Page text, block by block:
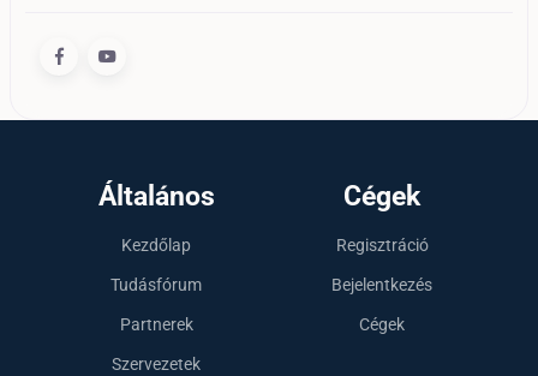
Általános
Kezdőlap
Tudásfórum
Partnerek
Szervezetek
Cégek
Regisztráció
Bejelentkezés
Cégek